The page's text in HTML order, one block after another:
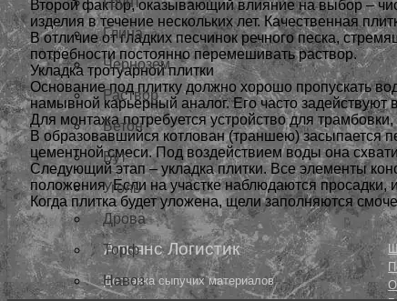
Глина
Чернозем
Раствор
Бетон
Бут
Уголь
Дрова
Торф
Навоз
Второй фактор, оказывающий влияние на выбор –
изделия в течение нескольких лет. Качественная
В отличие от гладких песчинок речного песка,
потребности постоянно перемешивать раствор.
Укладка тротуарной плитки
Основание под плитку должно хорошо пропускать
намывной карьерный аналог. Его часто
Для монтажа потребуется устройство для
В образовавшийся котлован (траншею) засыпается
цементной смеси. Под воздействием воды она
Следующий этап – укладка плитки. Все элементы
положения. Если на участке наблюдаются просадки,
Когда плитка будет уложена, щели заполняются
Альянс Логистик
Доставка сыпучих материалов